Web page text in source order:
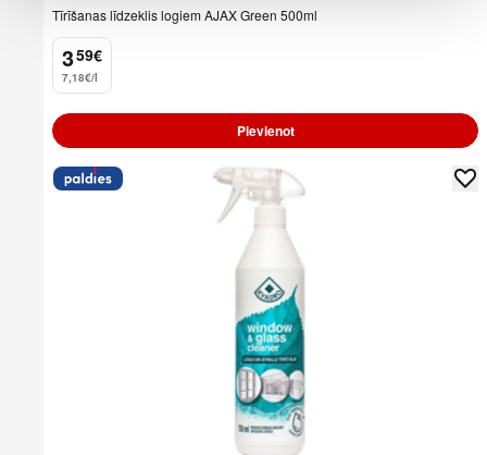
Tīrīšanas līdzeklis logiem AJAX Green 500ml
3
. 59€
7,18€/l
Pievienot